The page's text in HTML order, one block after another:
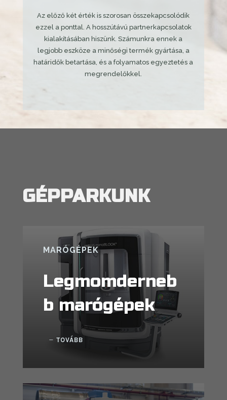
Az előző két érték is szorosan összekapcsolódik
ezzel a ponttal. A hosszútávú partnerkapcsolatok
kialakításában hiszünk. Számunkra ennek a
legjobb eszköze a minőségi termék gyártása, a
határidők betartása, és a folyamatos egyeztetés a
megrendelőkkel.
GÉPPARKUNK
MARÓGÉPEK
Legmomderneb
b marógépek
TOVÁBB